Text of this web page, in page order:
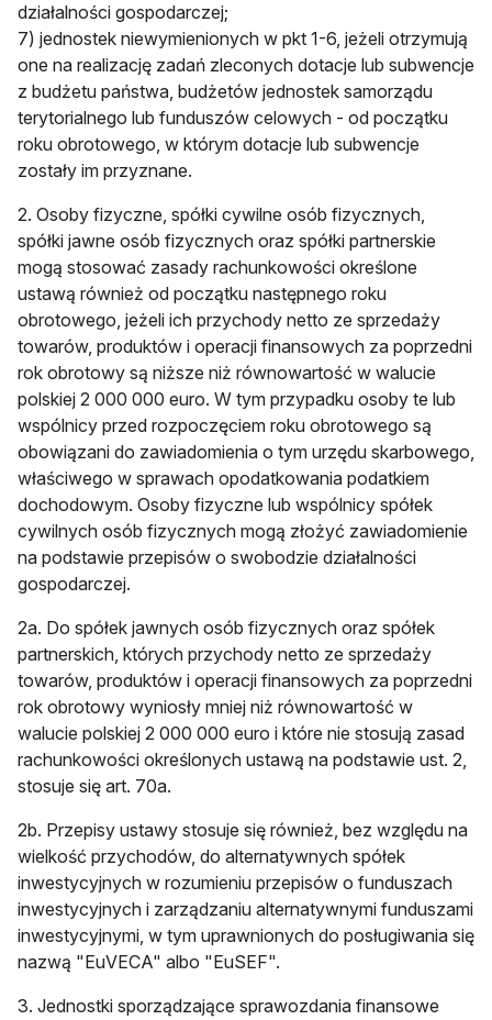
działalności gospodarczej;
7) jednostek niewymienionych w pkt 1-6, jeżeli otrzymują
one na realizację zadań zleconych dotacje lub subwencje
z budżetu państwa, budżetów jednostek samorządu
terytorialnego lub funduszów celowych - od początku
roku obrotowego, w którym dotacje lub subwencje
zostały im przyznane.
2. Osoby fizyczne, spółki cywilne osób fizycznych,
spółki jawne osób fizycznych oraz spółki partnerskie
mogą stosować zasady rachunkowości określone
ustawą również od początku następnego roku
obrotowego, jeżeli ich przychody netto ze sprzedaży
towarów, produktów i operacji finansowych za poprzedni
rok obrotowy są niższe niż równowartość w walucie
polskiej 2 000 000 euro. W tym przypadku osoby te lub
wspólnicy przed rozpoczęciem roku obrotowego są
obowiązani do zawiadomienia o tym urzędu skarbowego,
właściwego w sprawach opodatkowania podatkiem
dochodowym. Osoby fizyczne lub wspólnicy spółek
cywilnych osób fizycznych mogą złożyć zawiadomienie
na podstawie przepisów o swobodzie działalności
gospodarczej.
2a. Do spółek jawnych osób fizycznych oraz spółek
partnerskich, których przychody netto ze sprzedaży
towarów, produktów i operacji finansowych za poprzedni
rok obrotowy wyniosły mniej niż równowartość w
walucie polskiej 2 000 000 euro i które nie stosują zasad
rachunkowości określonych ustawą na podstawie ust. 2,
stosuje się art. 70a.
2b. Przepisy ustawy stosuje się również, bez względu na
wielkość przychodów, do alternatywnych spółek
inwestycyjnych w rozumieniu przepisów o funduszach
inwestycyjnych i zarządzaniu alternatywnymi funduszami
inwestycyjnymi, w tym uprawnionych do posługiwania się
nazwą "EuVECA" albo "EuSEF".
3. Jednostki sporządzające sprawozdania finansowe